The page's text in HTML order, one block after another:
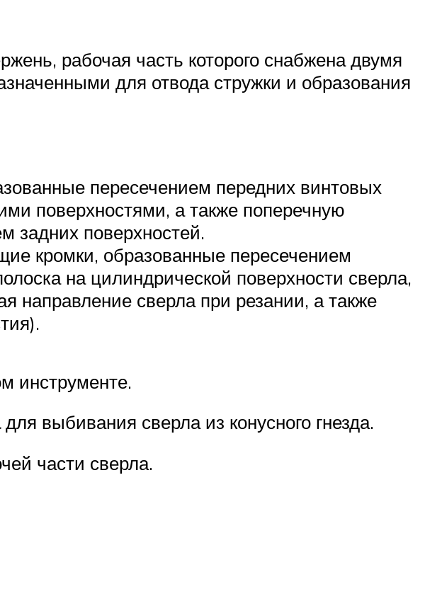
рабочая часть которого снабжена двумя
для отвода стружки и образования
пересечением передних винтовых
поверхностями, а также поперечную
задних поверхностей.
кромки, образованные пересечением
на цилиндрической поверхности сверла,
направление сверла при резании, а также
инструменте.
для выбивания сверла из конусного гнезда.
части сверла.